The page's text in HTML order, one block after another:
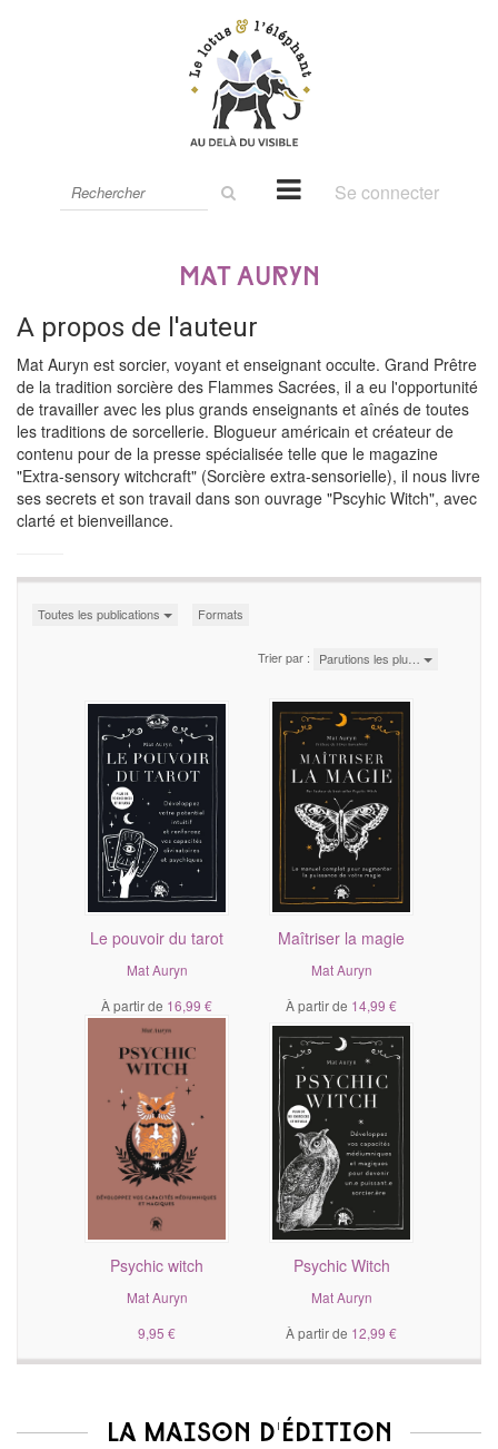
le
Se connecter
Mat Auryn
A propos de l'auteur
Mat Auryn est sorcier, voyant et enseignant occulte. Grand Prêtre
de la tradition sorcière des Flammes Sacrées, il a eu l'opportunité
de travailler avec les plus grands enseignants et aînés de toutes
les traditions de sorcellerie. Blogueur américain et créateur de
contenu pour de la presse spécialisée telle que le magazine
"Extra-sensory witchcraft" (Sorcière extra-sensorielle), il nous livre
ses secrets et son travail dans son ouvrage "Pscyhic Witch", avec
clarté et bienveillance.
Toutes les publications Formats
Trier par : Parutions les plu…
Le pouvoir du tarot
Mat Auryn
À partir de 16,99 €
Maîtriser la magie
Mat Auryn
À partir de 14,99 €
Psychic witch
Mat Auryn
9,95 €
Psychic Witch
Mat Auryn
À partir de 12,99 €
La maison d'édition